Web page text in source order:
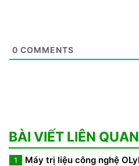
0 COMMENTS
BÀI VIẾT LIÊN QUAN
1
Máy trị liệu công nghệ